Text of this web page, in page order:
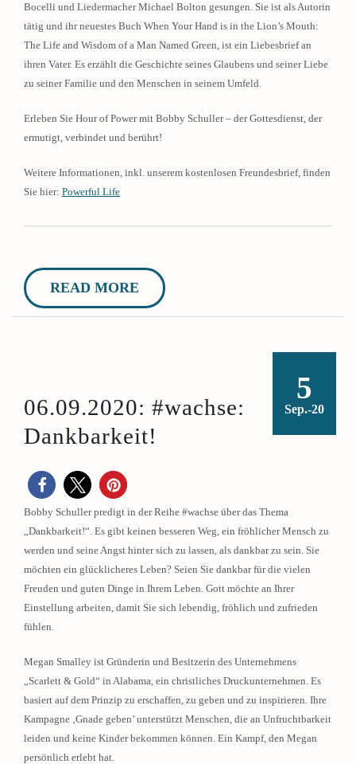
Bocelli und Liedermacher Michael Bolton gesungen. Sie ist als Autorin
tätig und ihr neuestes Buch When Your Hand is in the Lion’s Mouth:
The Life and Wisdom of a Man Named Green, ist ein Liebesbrief an
ihren Vater. Es erzählt die Geschichte seines Glaubens und seiner Liebe
zu seiner Familie und den Menschen in seinem Umfeld.
Erleben Sie Hour of Power mit Bobby Schuller – der Gottesdienst, der
ermutigt, verbindet und berührt!
Weitere Informationen, inkl. unserem kostenlosen Freundesbrief, finden
Sie hier: Powerful Life
READ MORE
5
Sep.-20
06.09.2020: #wachse:
Dankbarkeit!
Bobby Schuller predigt in der Reihe #wachse über das Thema
„Dankbarkeit!“. Es gibt keinen besseren Weg, ein fröhlicher Mensch zu
werden und seine Angst hinter sich zu lassen, als dankbar zu sein. Sie
möchten ein glücklicheres Leben? Seien Sie dankbar für die vielen
Freuden und guten Dinge in Ihrem Leben. Gott möchte an Ihrer
Einstellung arbeiten, damit Sie sich lebendig, fröhlich und zufrieden
fühlen.
Megan Smalley ist Gründerin und Besitzerin des Unternehmens
„Scarlett & Gold“ in Alabama, ein christliches Druckunternehmen. Es
basiert auf dem Prinzip zu erschaffen, zu geben und zu inspirieren. Ihre
Kampagne ‚Gnade geben’ unterstützt Menschen, die an Unfruchtbarkeit
leiden und keine Kinder bekommen können. Ein Kampf, den Megan
persönlich erlebt hat.